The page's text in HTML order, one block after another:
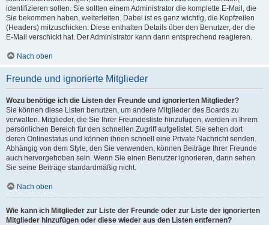
identifizieren sollen. Sie sollten einem Administrator die komplette E-Mail, die
Sie bekommen haben, weiterleiten. Dabei ist es ganz wichtig, die Kopfzeilen
(Headers) mitzuschicken. Diese enthalten Details über den Benutzer, der die
E-Mail verschickt hat. Der Administrator kann dann entsprechend reagieren.
Nach oben
Freunde und ignorierte Mitglieder
Wozu benötige ich die Listen der Freunde und ignorierten Mitglieder?
Sie können diese Listen benutzen, um andere Mitglieder des Boards zu
verwalten. Mitglieder, die Sie Ihrer Freundesliste hinzufügen, werden in Ihrem
persönlichen Bereich für den schnellen Zugriff aufgelistet. Sie sehen dort
deren Onlinestatus und können ihnen schnell eine Private Nachricht senden.
Abhängig von dem Style, den Sie verwenden, können Beiträge Ihrer Freunde
auch hervorgehoben sein. Wenn Sie einen Benutzer ignorieren, dann sehen
Sie seine Beiträge standardmäßig nicht.
Nach oben
Wie kann ich Mitglieder zur Liste der Freunde oder zur Liste der ignorierten
Mitglieder hinzufügen oder diese wieder aus den Listen entfernen?